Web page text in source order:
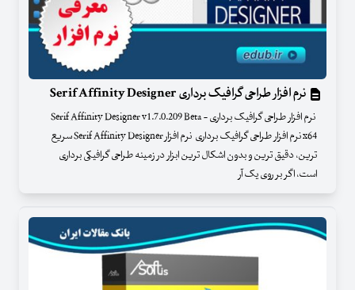
نرم افزار طراحی گرافیک برداری Serif Affinity Designer
نرم افزار طراحی گرافیک برداری - Serif Affinity Designer v1.7.0.209 Beta
x64 نرم افزار طراحی گرافیک برداری نرم افزار Serif Affinity Designer سریع
ترین، دقیق ترین و بدون اشکال ترین ابزار در زمینه طراحی گرافیکی برداری
است، اگر بر روی یک آر